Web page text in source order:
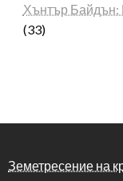
Хънтър Байдън:
(33)
Земетресение на